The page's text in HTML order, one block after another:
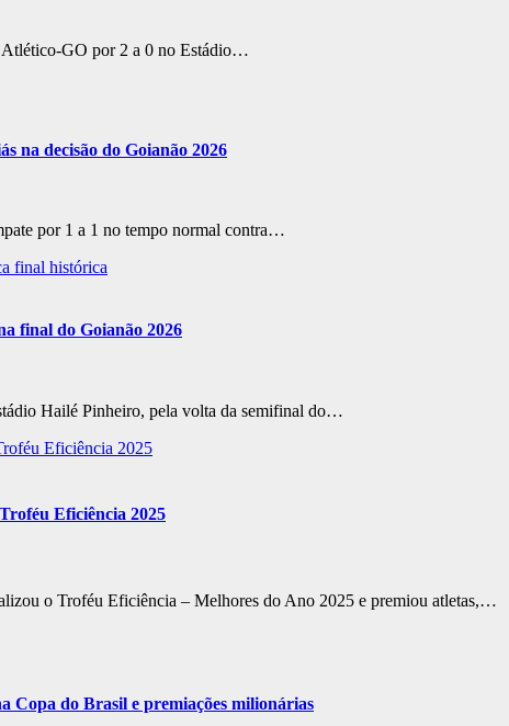
Atlético-GO por 2 a 0 no Estádio…
na decisão do Goianão 2026
por 1 a 1 no tempo normal contra…
final do Goianão 2026
Hailé Pinheiro, pela volta da semifinal do…
Eficiência 2025
o Troféu Eficiência – Melhores do Ano 2025 e premiou atletas,…
Copa do Brasil e premiações milionárias